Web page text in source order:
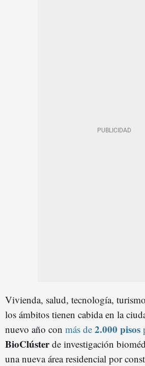
Vivienda, salud, tecnología,
los ámbitos tienen cabida en la
nuevo año con más de 2.000 pisos
BioClústerde investigación
una nueva área residencial por